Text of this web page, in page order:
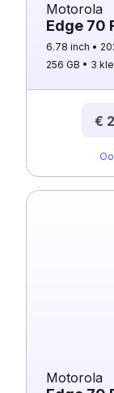
Motorola
Edge 70
6.78 inch
256 GB
3
€
Motorola